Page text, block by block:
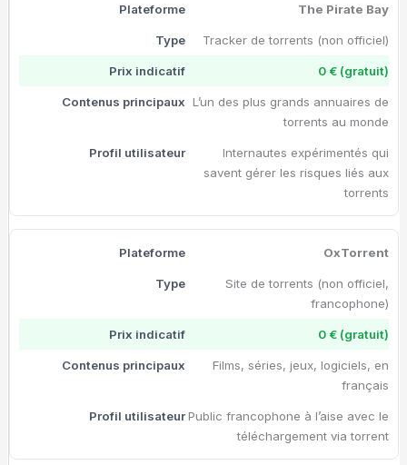
The Pirate Bay
Tracker de torrents (non officiel)
0 € (gratuit)
L’un des plus grands annuaires de
torrents au monde
Internautes expérimentés qui
savent gérer les risques liés aux
torrents
OxTorrent
Site de torrents (non officiel,
francophone)
0 € (gratuit)
Films, séries, jeux, logiciels, en
français
Public francophone à l’aise avec le
téléchargement via torrent